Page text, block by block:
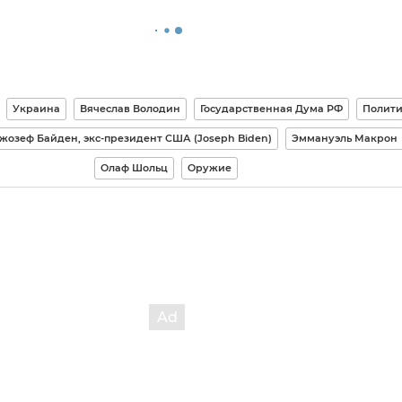
Украина Вячеслав Володин Государственная Дума РФ
Байден, экс-президент США (Joseph Biden) Эммануэль Макрон
Олаф Шольц Оружие